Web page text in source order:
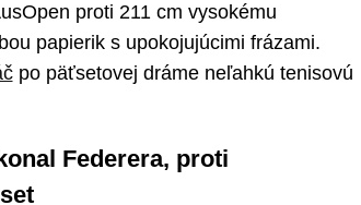
proti 211 cm vysokému
papierik s upokojujúcimi frázami.
po päťsetovej dráme neľahkú tenisovú
Federera, proti